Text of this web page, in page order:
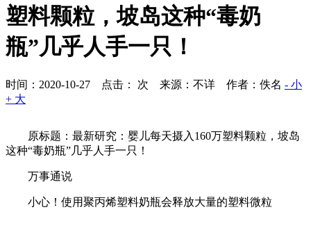
塑料颗粒，坡岛这种“毒奶
瓶”几乎人手一只！
时间：2020-10-27 点击： 次 来源：不详 作者：佚名 - 小
+ 大
原标题：最新研究：婴儿每天摄入160万塑料颗粒，坡岛
这种“毒奶瓶”几乎人手一只！
万事通说
小心！使用聚丙烯塑料奶瓶会释放大量的塑料微粒